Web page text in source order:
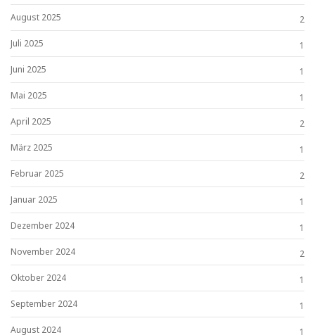
August 2025
2
Juli 2025
1
Juni 2025
1
Mai 2025
1
April 2025
2
März 2025
1
Februar 2025
2
Januar 2025
1
Dezember 2024
1
November 2024
2
Oktober 2024
1
September 2024
1
August 2024
1